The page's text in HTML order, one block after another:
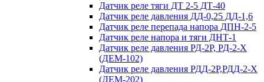
Датчик реле тяги ДТ 2-5 ДТ-40
Датчик реле давления ДД-0,25 ДД-1,6
Датчик реле перепада напора ДПН-2-5
Датчик реле напора и тяги ДНТ-1
Датчик реле давления РД-2Р, РД-2-Х
(ДЕМ-102)
Датчик реле давления РДД-2Р,РДД-2-Х
(ДЕМ-202)